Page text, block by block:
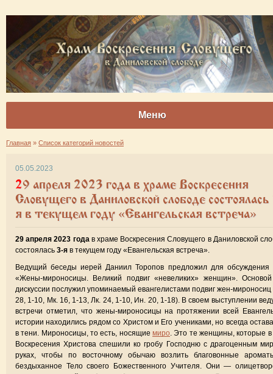
Меню
Главная » Список категорий новостей
05.05.2023
29 апреля 2023 года в храме Воскресения
Словущего в Даниловской слободе
я в текущем году «Евангельская встреча»
29 апреля 2023 года в храме Воскресения Словущего в Даниловской
состоялась 3-я в текущем году «Евангельская встреча».
Ведущий беседы иерей Даниил Торопов предложил для обсуждения
«Жены-мироносицы. Великий подвиг «невеликих» женщин».
дискуссии послужил упоминаемый евангелистами подвиг жен-
28, 1-10, Мк. 16, 1-13, Лк. 24, 1-10, Ин. 20, 1-18). В своем выступлении
встречи отметил, что жены-мироносицы на протяжении всей
истории находились рядом со Христом и Его учениками, но всегда
в тени. Миpоносицы, то есть, носящие миpо . Это те женщины, котоpые в
Воскpесения Хpистова спешили ко гpобy Господню с драгоценным
руках, чтобы по восточному обычаю возлить благовонные
бездыханное Тело своего Божественного Учителя. Они —